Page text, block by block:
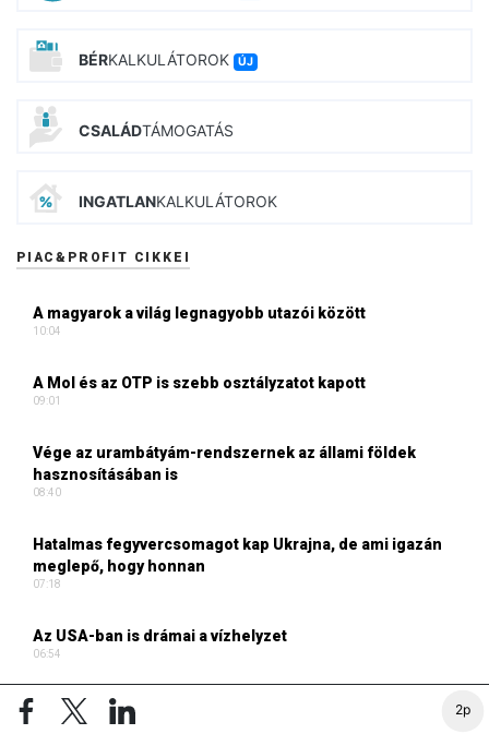
2p
BÉRKALKULÁTOROK ÚJ
CSALÁDTÁMOGATÁS
INGATLANKALKULÁTOROK
PIAC&PROFIT CIKKEI
A magyarok a világ legnagyobb utazói között
10:04
A Mol és az OTP is szebb osztályzatot kapott
09:01
Vége az urambátyám-rendszernek az állami földek
hasznosításában is
08:40
Hatalmas fegyvercsomagot kap Ukrajna, de ami igazán
meglepő, hogy honnan
07:18
Az USA-ban is drámai a vízhelyzet
06:54
TURIZMUS ONLINE CIKKEI